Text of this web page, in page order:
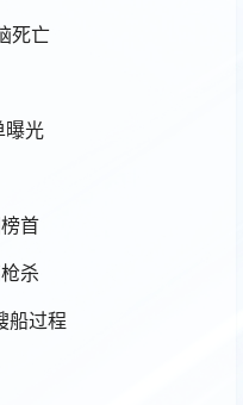
死亡
曝光
首
杀
船过程